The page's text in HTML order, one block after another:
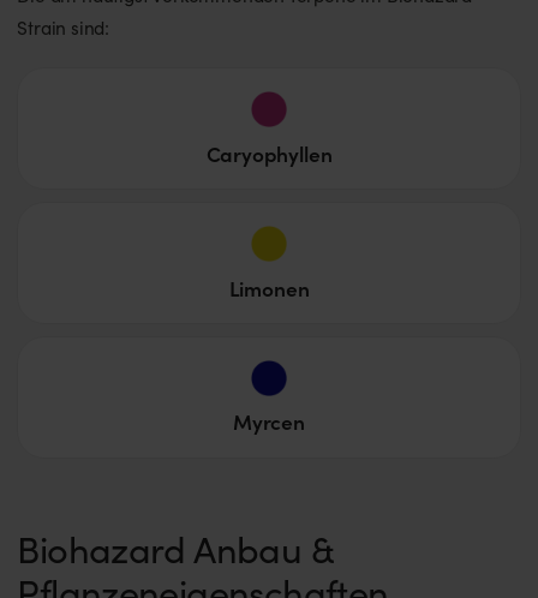
Strain sind:
Caryophyllen
Limonen
Myrcen
Biohazard Anbau &